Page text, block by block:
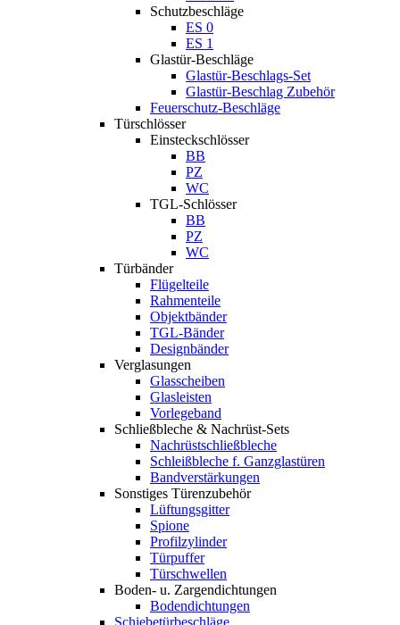
Schutzbeschläge
ES 0
ES 1
Glastür-Beschläge
Glastür-Beschlags-Set
Glastür-Beschlag Zubehör
Feuerschutz-Beschläge
Türschlösser
Einsteckschlösser
BB
PZ
WC
TGL-Schlösser
BB
PZ
WC
Türbänder
Flügelteile
Rahmenteile
Objektbänder
TGL-Bänder
Designbänder
Verglasungen
Glasscheiben
Glasleisten
Vorlegeband
Schließbleche & Nachrüst-Sets
Nachrüstschließbleche
Schleißbleche f. Ganzglastüren
Bandverstärkungen
Sonstiges Türenzubehör
Lüftungsgitter
Spione
Profilzylinder
Türpuffer
Türschwellen
Boden- u. Zargendichtungen
Bodendichtungen
Schiebetürbeschläge